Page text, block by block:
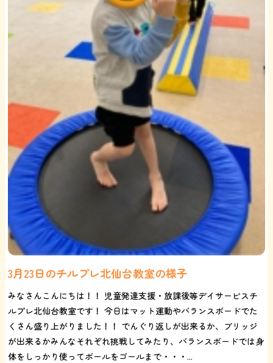
3月23日のチルプレ北仙台教室の様子
みなさんこんにちは！！ 児童発達支援・放課後等デイサービスチ
ルプレ北仙台教室です！ 今日はマット運動やバランスボードでた
くさん盛り上がりました！！ でんぐり返しが出来るか、ブリッジ
が出来るかみんなそれぞれ挑戦してみたり、バランスボードでは身
体をしっかり使ってボールをゴールまで・・・...